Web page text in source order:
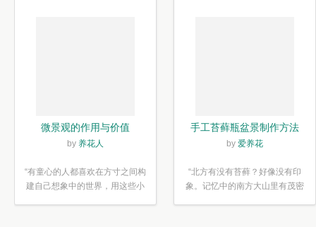
微景观的作用与价值
by 养花人
“有童心的人都喜欢在方寸之间构
建自己想象中的世界，用这些小
手工苔藓瓶盆景制作方法
by 爱养花
“北方有没有苔藓？好像没有印
象。记忆中的南方大山里有茂密